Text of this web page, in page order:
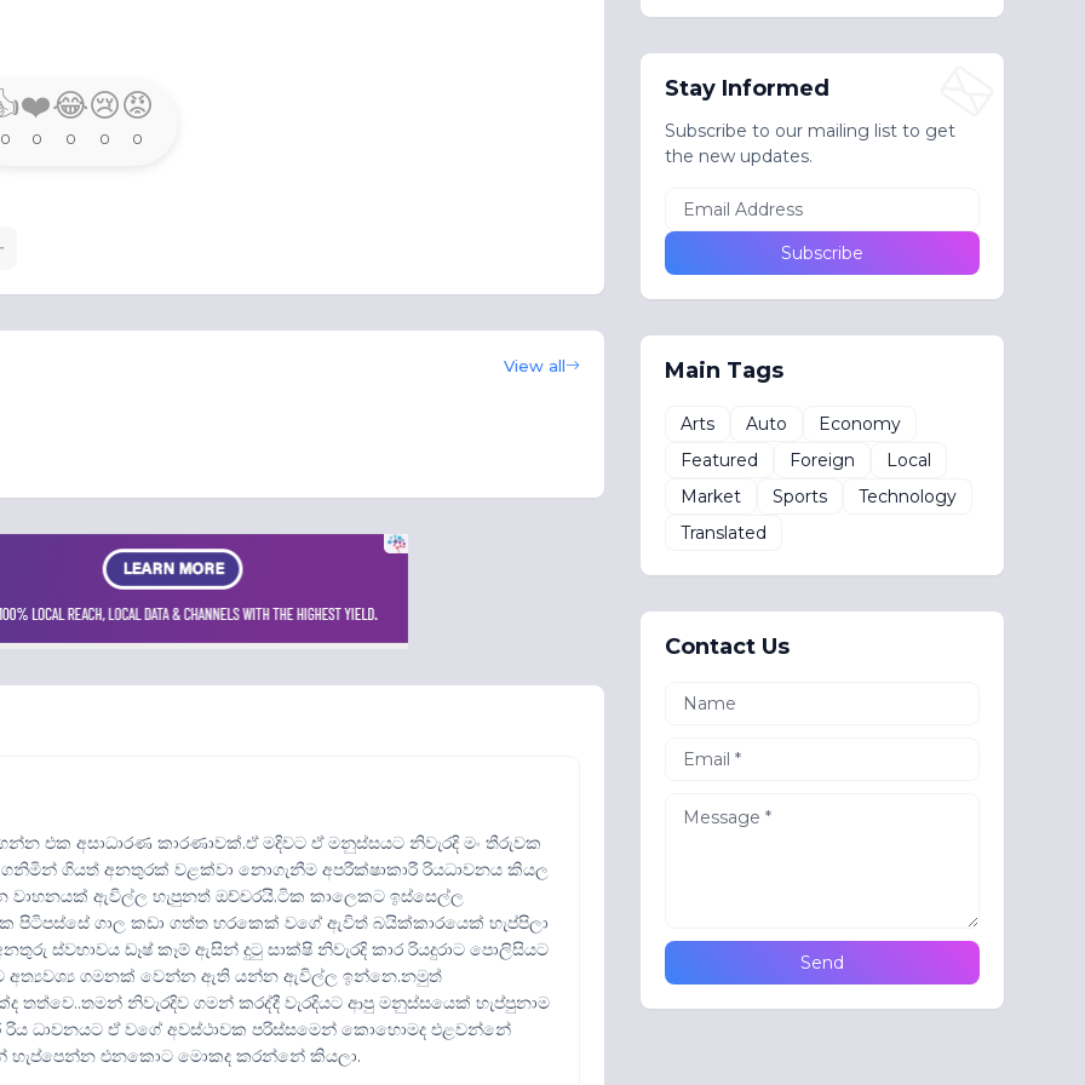
0
❤️
0
😂
0
😢
0
😡
0
View all
ගන්න එක අසාධාරණ කාරණාවක්.ඒ මදිවට ඒ මනුස්සයට නිවැරදි මං තීරුවක
ගියත් අනතුරක් වළක්වා නොගැනීම අපරීක්ෂාකාරී රියධාවනය කියල
වාහනයක් ඇවිල්ල හැපුනත් ඔච්චරයි.ටික කාලෙකට ඉස්සෙල්ල
පිටිපස්සේ ගාල කඩා ගත්ත හරකෙක් වගේ ඇවිත් බයික්කාරයෙක් හැප්පිලා
ස්වභාවය ඩෑෂ් කෑම් ඇසින් දුටු සාක්ෂි නිවැරදි කාර රියදුරාට පොලිසියට
අත්‍යවශ්‍ය ගමනක් වෙන්න ඇති යන්න ඇවිල්ල ඉන්නෙ.නමුත්
නිවැරදිව ගමන් කරද්දී වැරදියට ආපු මනුස්සයෙක් හැප්පුනාම
ධාවනයට ඒ වගේ අවස්ථාවක පරිස්සමෙන් කොහොමද එළවන්නේ
හැප්පෙන්න එනකොට මොකද කරන්නේ කියලා.
Stay Informed
Subscribe to our mailing list to get
the new updates.
Main Tags
Arts Auto
Economy
Featured
Foreign
Local
Market
Sports
Technology
Translated
Contact Us